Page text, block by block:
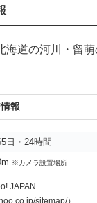
海道の河川・留
報
日・24時間
※カメラ設置場所
JAPAN
sitemap/）